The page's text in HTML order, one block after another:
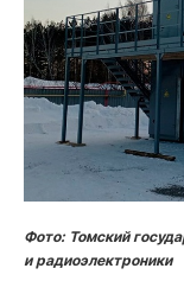
Фото: Томский
и радиоэлектроники